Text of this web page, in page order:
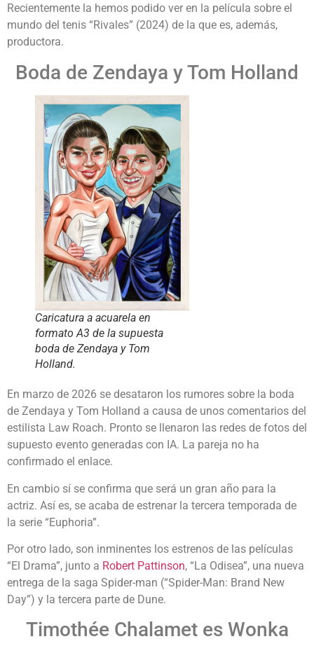
Recientemente la hemos podido ver en la película sobre el
mundo del tenis “Rivales” (2024) de la que es, además,
productora.
Boda de Zendaya y Tom Holland
Caricatura a acuarela en
formato A3 de la supuesta
boda de Zendaya y Tom
Holland.
En marzo de 2026 se desataron los rumores sobre la boda
de Zendaya y Tom Holland a causa de unos comentarios del
estilista Law Roach. Pronto se llenaron las redes de fotos del
supuesto evento generadas con IA. La pareja no ha
confirmado el enlace.
En cambio sí se confirma que será un gran año para la
actriz. Así es, se acaba de estrenar la tercera temporada de
la serie “Euphoria”.
Por otro lado, son inminentes los estrenos de las películas
“El Drama”, junto a Robert Pattinson, “La Odisea”, una nueva
entrega de la saga Spider-man (“Spider-Man: Brand New
Day”) y la tercera parte de Dune.
Timothée Chalamet es Wonka